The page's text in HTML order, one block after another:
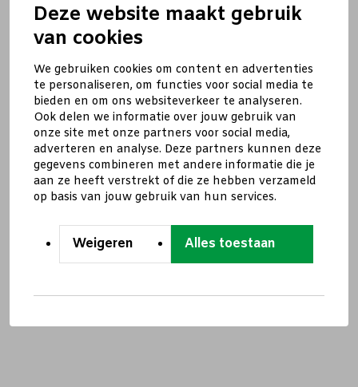
Deze website maakt gebruik
van cookies
We gebruiken cookies om content en advertenties
te personaliseren, om functies voor social media te
bieden en om ons websiteverkeer te analyseren.
Ook delen we informatie over jouw gebruik van
onze site met onze partners voor social media,
adverteren en analyse. Deze partners kunnen deze
gegevens combineren met andere informatie die je
aan ze heeft verstrekt of die ze hebben verzameld
op basis van jouw gebruik van hun services.
Weigeren Alles toestaan